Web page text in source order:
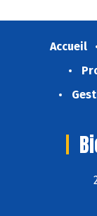
Accueil